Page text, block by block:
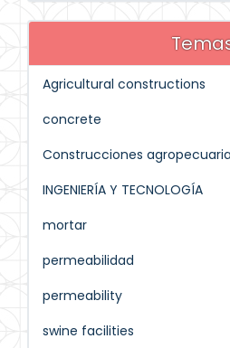
Agricultural constructions
concrete
Construcciones
INGENIERÍA Y TECNOLOGÍA
mortar
permeabilidad
permeability
swine facilities